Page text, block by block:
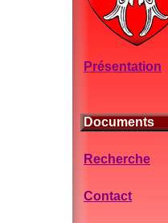
Présentation
Documents
Recherche
Contact